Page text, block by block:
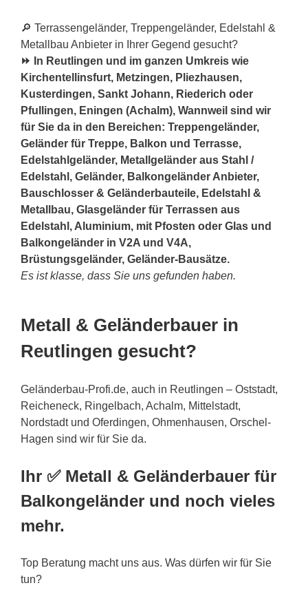
🔎 Terrassengeländer, Treppengeländer, Edelstahl &
Metallbau Anbieter in Ihrer Gegend gesucht?
⏩ In Reutlingen und im ganzen Umkreis wie
Kirchentellinsfurt, Metzingen, Pliezhausen,
Kusterdingen, Sankt Johann, Riederich oder
Pfullingen, Eningen (Achalm), Wannweil sind wir
für Sie da in den Bereichen: Treppengeländer,
Geländer für Treppe, Balkon und Terrasse,
Edelstahlgeländer, Metallgeländer aus Stahl /
Edelstahl, Geländer, Balkongeländer Anbieter,
Bauschlosser & Geländerbauteile, Edelstahl &
Metallbau, Glasgeländer für Terrassen aus
Edelstahl, Aluminium, mit Pfosten oder Glas und
Balkongeländer in V2A und V4A,
Brüstungsgeländer, Geländer-Bausätze.
Es ist klasse, dass Sie uns gefunden haben.
Metall & Geländerbauer in
Reutlingen gesucht?
Geländerbau-Profi.de, auch in Reutlingen – Oststadt,
Reicheneck, Ringelbach, Achalm, Mittelstadt,
Nordstadt und Oferdingen, Ohmenhausen, Orschel-
Hagen sind wir für Sie da.
Ihr ✅ Metall & Geländerbauer für
Balkongeländer und noch vieles
mehr.
Top Beratung macht uns aus. Was dürfen wir für Sie
tun?